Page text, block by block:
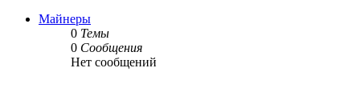
Майнеры
0 Темы
0 Сообщения
Нет сообщений